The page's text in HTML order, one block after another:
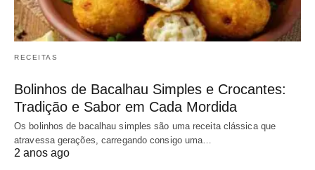
RECEITAS
Bolinhos de Bacalhau Simples e Crocantes:
Tradição e Sabor em Cada Mordida
Os bolinhos de bacalhau simples são uma receita clássica que
atravessa gerações, carregando consigo uma…
2 anos ago